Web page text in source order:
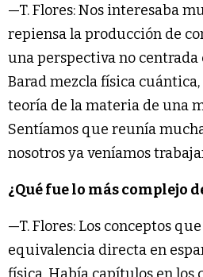
—T. Flores: Nos interesaba
repiensa la producción de
una perspectiva no centrada
Barad mezcla física
teoría de la materia de una
Sentíamos que reunía
nosotros ya veníamos
¿Qué fue lo más complejo
—T. Flores: Los conceptos
equivalencia directa en